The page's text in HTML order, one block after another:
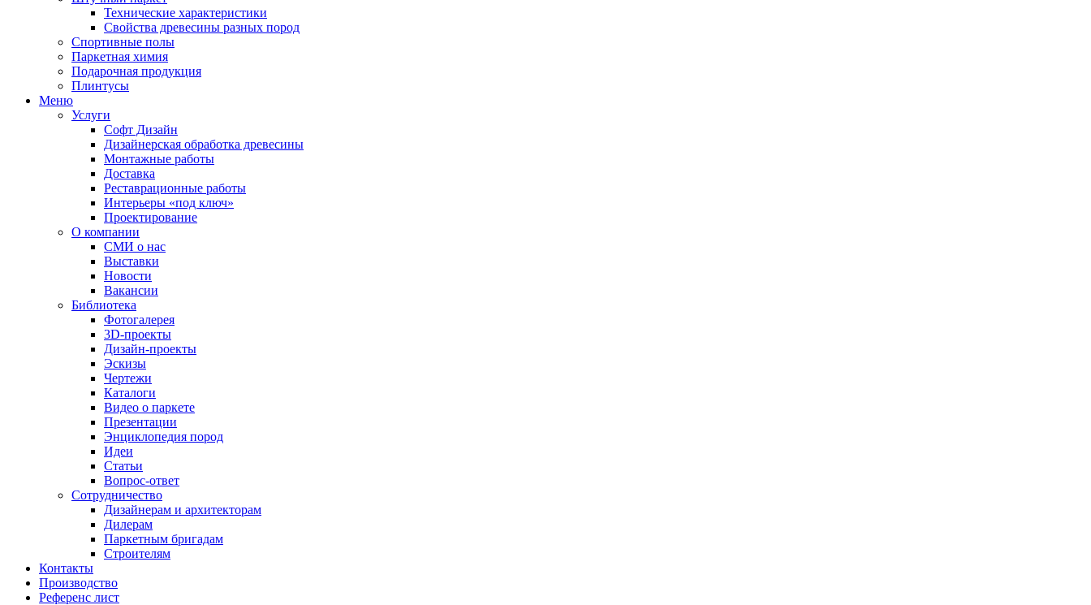
Технические характеристики
Свойства древесины разных пород
Спортивные полы
Паркетная химия
Подарочная продукция
Плинтусы
Меню
Услуги
Софт Дизайн
Дизайнерская обработка древесины
Монтажные работы
Доставка
Реставрационные работы
Интерьеры «под ключ»
Проектирование
О компании
СМИ о нас
Выставки
Новости
Вакансии
Библиотека
Фотогалерея
3D-проекты
Дизайн-проекты
Эскизы
Чертежи
Каталоги
Видео о паркете
Презентации
Энциклопедия пород
Идеи
Статьи
Вопрос-ответ
Сотрудничество
Дизайнерам и архитекторам
Дилерам
Паркетным бригадам
Строителям
Контакты
Производство
Референс лист